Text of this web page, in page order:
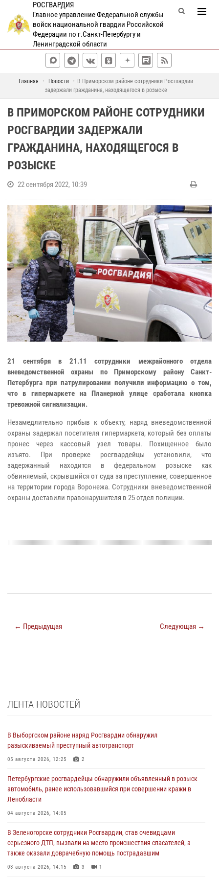
РОСГВАРДИЯ
Главное управление Федеральной службы
войск национальной гвардии Российской
Федерации по г.Санкт-Петербургу и
Ленинградской области
Главная Новости
В Приморском районе сотрудники Росгвардии
задержали гражданина, находящегося в розыске
В ПРИМОРСКОМ РАЙОНЕ СОТРУДНИКИ
РОСГВАРДИИ ЗАДЕРЖАЛИ
ГРАЖДАНИНА, НАХОДЯЩЕГОСЯ В
РОЗЫСКЕ
22 сентября 2022, 10:39
21 сентября в 21.11 сотрудники межрайонного отдела
вневедомственной охраны по Приморскому району Санкт-
Петербурга при патрулировании получили информацию о том,
что в гипермаркете на Планерной улице сработала кнопка
тревожной сигнализации.
Незамедлительно прибыв к объекту, наряд вневедомственной
охраны задержал посетителя гипермаркета, который без оплаты
пронес через кассовый узел товары. Похищенное было
изъято. При проверке росгвардейцы установили, что
задержанный находится в федеральном розыске как
обвиняемый, скрывшийся от суда за преступление, совершенное
на территории города Воронежа. Сотрудники вневедомственной
охраны доставили правонарушителя в 25 отдел полиции.
← Предыдущая Следующая →
ЛЕНТА НОВОСТЕЙ
В Выборгском районе наряд Росгвардии обнаружил
разыскиваемый преступный автотранспорт
05 августа 2026, 12:25 2
Петербургские росгвардейцы обнаружили объявленный в розыск
автомобиль, ранее использовавшийся при совершении кражи в
Ленобласти
04 августа 2026, 14:05
В Зеленогорске сотрудники Росгвардии, став очевидцами
серьезного ДТП, вызвали на место происшествия спасателей, а
также оказали доврачебную помощь пострадавшим
03 августа 2026, 14:15 3 1